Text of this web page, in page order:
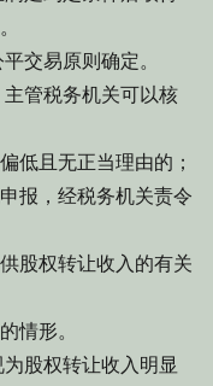
交易原则确定。
管税务机关可以核
且无正当理由的；
报，经税务机关责令
股权转让收入的有关
情形。
股权转让收入明显